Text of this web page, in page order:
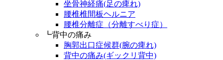
坐骨神経痛(足の痺れ)
腰椎椎間板ヘルニア
腰椎分離症（分離すべり症）
┗背中の痛み
胸郭出口症候群(腕の痺れ)
背中の痛み(ギックリ背中)